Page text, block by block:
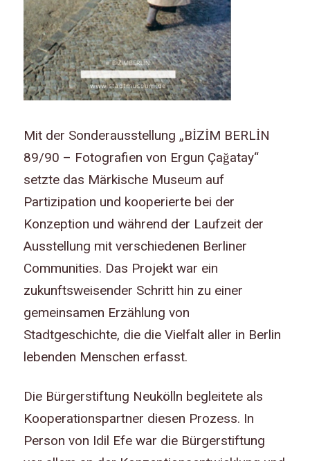
Mit der Sonderausstellung „BİZİM BERLİN
89/90 – Fotografien von Ergun Çağatay“
setzte das Märkische Museum auf
Partizipation und kooperierte bei der
Konzeption und während der Laufzeit der
Ausstellung mit verschiedenen Berliner
Communities. Das Projekt war ein
zukunftsweisender Schritt hin zu einer
gemeinsamen Erzählung von
Stadtgeschichte, die die Vielfalt aller in Berlin
lebenden Menschen erfasst.
Die Bürgerstiftung Neukölln begleitete als
Kooperationspartner diesen Prozess. In
Person von Idil Efe war die Bürgerstiftung